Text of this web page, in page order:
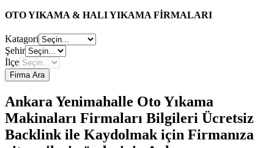
OTO YIKAMA & HALI YIKAMA FİRMALARI
Katagori
Şehir
İlçe
Firma Ara
Ankara Yenimahalle Oto Yıkama
Makinaları Firmaları Bilgileri Ücretsiz
Backlink ile Kaydolmak için Firmanıza